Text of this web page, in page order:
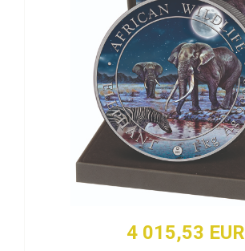
4 015,53 EUR